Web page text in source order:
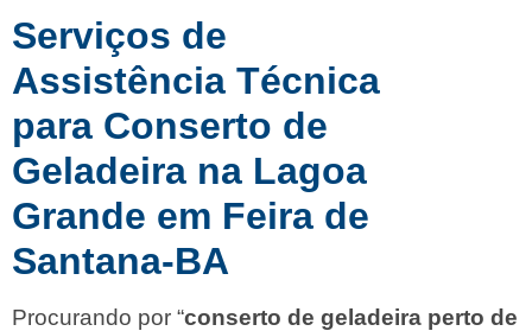
Serviços de
Assistência Técnica
para Conserto de
Geladeira na Lagoa
Grande em Feira de
Santana-BA
Procurando por “conserto de geladeira perto de